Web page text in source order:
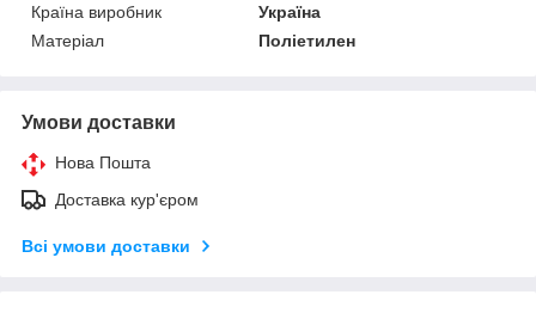
Країна виробник
Україна
Матеріал
Поліетилен
Умови доставки
Нова Пошта
Доставка кур'єром
Всі умови доставки